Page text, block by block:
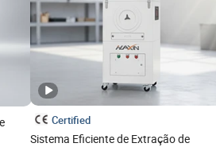
Certified
Sistema Eficiente de Extração de